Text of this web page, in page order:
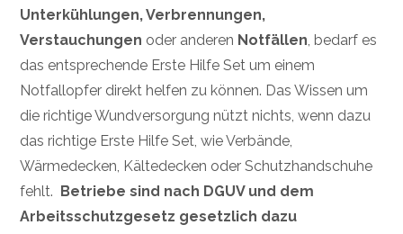
Unterkühlungen, Verbrennungen,
Verstauchungen oder anderen Notfällen, bedarf es
das entsprechende Erste Hilfe Set um einem
Notfallopfer direkt helfen zu können. Das Wissen um
die richtige Wundversorgung nützt nichts, wenn dazu
das richtige Erste Hilfe Set, wie Verbände,
Wärmedecken, Kältedecken oder Schutzhandschuhe
fehlt.
Betriebe sind nach DGUV und dem
Arbeitsschutzgesetz gesetzlich dazu